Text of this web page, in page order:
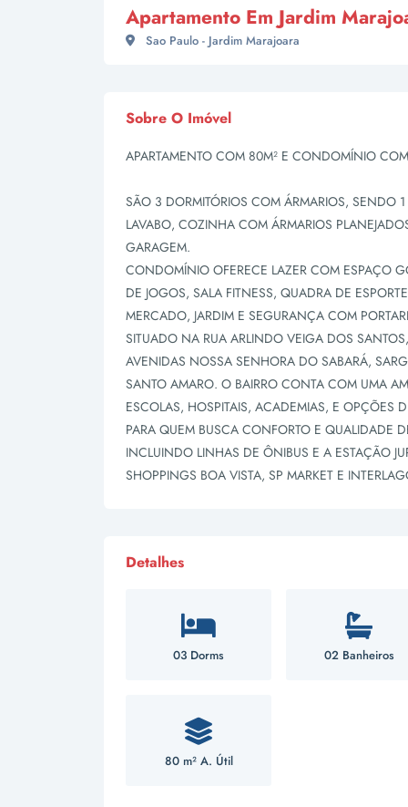
Apartamento Em Jardim
Sao Paulo - Jardim Marajoara
Sobre O Imóvel
APARTAMENTO COM 80M² E CONDOMÍNIO
SÃO 3 DORMITÓRIOS COM ÁRMARIOS, SENDO
LAVABO, COZINHA COM ÁRMARIOS
GARAGEM.
CONDOMÍNIO OFERECE LAZER COM ESPAÇO
DE JOGOS, SALA FITNESS, QUADRA DE
MERCADO, JARDIM E SEGURANÇA COM
SITUADO NA RUA ARLINDO VEIGA DOS
AVENIDAS NOSSA SENHORA DO SABARÁ,
SANTO AMARO. O BAIRRO CONTA COM UMA
ESCOLAS, HOSPITAIS, ACADEMIAS, E OPÇÕES
PARA QUEM BUSCA CONFORTO E QUALIDADE
INCLUINDO LINHAS DE ÔNIBUS E A ESTAÇÃO
SHOPPINGS BOA VISTA, SP MARKET E
Detalhes
03 Dorms 02 Banheiros
80 m² A. Útil